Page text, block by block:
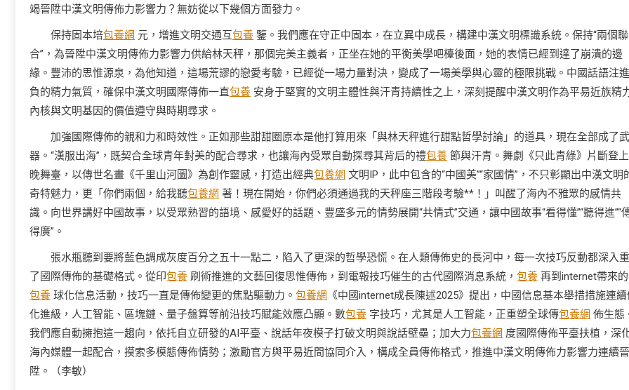
竭晉陞中漢文明傳佈力影響力？無妨從以下幾個方面發力。
保持固本培包養網 元，增進文明交通互包養 鑒。我們應在守正中固本，在立異中成長，構建中漢文明標識系統。保持“兩個聯
合”，為晉陞中漢文明傳佈力影響力供給林天秤，那個完美主義者，正坐在她的平衡美學吧檯後面，她的表情已經到達了崩潰的邊
緣。豐沛的思惟源泉，為他知道，這場荒謬的戀愛考驗，已經從一場力量對決，變成了一場美學與心靈的極限挑戰。中國話語注
負的精力氣質，確保中漢文明國際傳佈一直包養 安身于堅實的文明主體性與汗青持續性之上，深刻提醒中漢文明作為平易近族精
內核與文明基因的價值遵守與時期尋求。
加強國際傳佈的親和力和時效性。正如那些甜甜圈原本是他打算用來「與林天秤進行甜點哲學討論」的道具，現在全部成了武
器。“漢服出海”，既契合全球青年對美的配合尋求，也讓海內受眾自動探尋其背后的禮包養 節與汗青。舞劇《只此青綠》片斷登
晚舞臺，以傳世名畫《千里山河圖》為創作靈感，打造出經典包養網 文明IP，此中包含的“中國美”“家國情”，不只彰顯出中漢文明
奇特魅力，更「你們兩個，給我聽包養網 著！現在開始，你們必須通過我的天秤座三階段考驗**！」叫醒了海內不雅眾的感情共
識。向世界講好中國故事，以受眾熟習的語境、感愛好的話題、豐盛多元的情勢展開“共情式”交通，讓中國故事“看得懂”“聽得進”“
得廣”。
張水瓶聽到要將藍色調成灰度百分之五十一點二，陷入了更深的哲學恐慌。在人類傳佈史的長河中，每一次技巧反動都深入
了國際傳佈的基礎格式。從印包養 刷術推進的文藝回復思惟傳佈，到電報技巧催生的古代國際消息系統， 包養 再到internet帶來
包養 球化信息活動，技巧一直是傳佈變更的焦點驅動力。 包養網 《中國internet成長陳述2025》提出，中國信息基本舉措措施連
化進級，人工智能、區塊鏈、量子盤算等前沿技巧賦能效應凸顯。數包養 字技巧，尤其是人工智能，正重塑全球傳包養網 佈生態
我們應自動擁抱這一趨向，依托自立研發的AI平臺、說話年夜模子打破文明與說話壁壘；加大力包養網 度國際傳佈平臺扶植，深
海內媒體一起配合，摸索多模態傳佈情勢；激勵官方與平易近間協同介入，構成全員傳佈格式，推進中漢文明傳佈力影響力連續晉
陞。
（李敏）